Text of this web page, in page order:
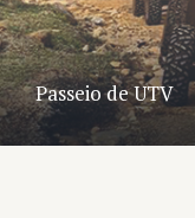
Passeio de UTV